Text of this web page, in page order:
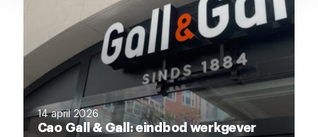
14 april 2026
Cao Gall & Gall: eindbod werkgever